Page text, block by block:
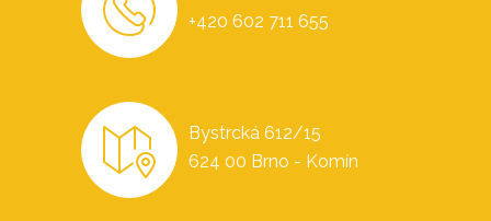
+420 602 711 655
Bystrcká 612/15
624 00 Brno - Komín